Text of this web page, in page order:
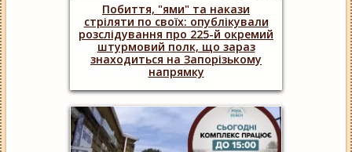
Побиття, "ями" та накази
стріляти по своїх: опублікували
розслідування про 225-й окремий
штурмовий полк, що зараз
знаходиться на Запорізькому
напрямку